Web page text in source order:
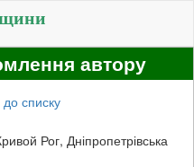
автору
списку
Рог, Дніпропетрівська